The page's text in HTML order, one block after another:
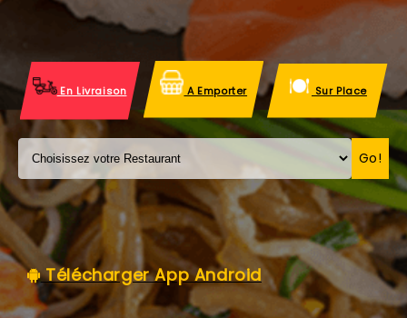
VOS AVIS
MENTIONS LÉGALES
C.G.V
En Livraison A Emporter Sur Place
Go!
Télécharger App Android